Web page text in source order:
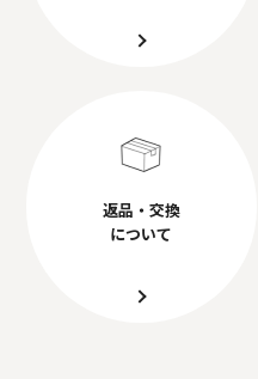
返品・交換
について